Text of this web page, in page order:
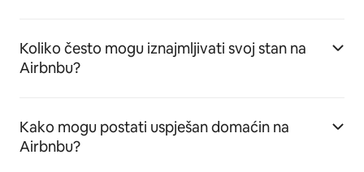
Koliko često mogu iznajmljivati svoj stan na
Airbnbu?
Kako mogu postati uspješan domaćin na
Airbnbu?